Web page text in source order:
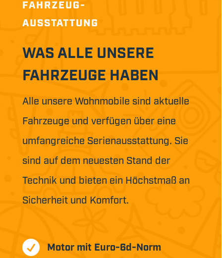
FAHRZEUG-
AUSSTATTUNG
WAS ALLE UNSERE
FAHRZEUGE HABEN
Alle unsere Wohnmobile sind aktuelle
Fahrzeuge und verfügen über eine
umfangreiche Serienausstattung. Sie
sind auf dem neuesten Stand der
Technik und bieten ein Höchstmaß an
Sicherheit und Komfort.
 Motor mit Euro-6d-Norm